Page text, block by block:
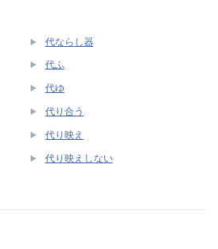
代ならし器
代ふ
代ゆ
代り合う
代り映え
代り映えしない